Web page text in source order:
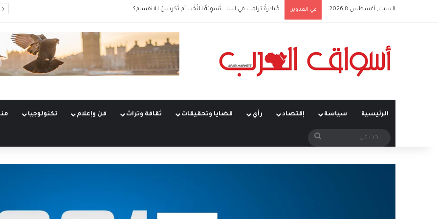
السبت, أغسطس 8 2026 في العناوين مُبادرةُ ترامب في ليبيا… تَسوِيَةٌ للنُخَب أم تَكريسٌ للانقسام؟
الرئيسية سياسة إقتصاد رأي قضايا وتحقيقات ثقافة وتراث فن وإعلام تكنولوجيا
بحث